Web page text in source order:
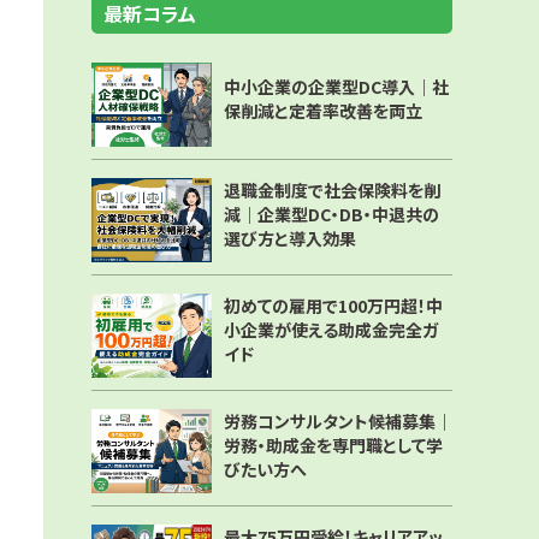
最新コラム
中小企業の企業型DC導入｜社
保削減と定着率改善を両立
退職金制度で社会保険料を削
減｜企業型DC・DB・中退共の
選び方と導入効果
初めての雇用で100万円超！中
小企業が使える助成金完全ガ
イド
労務コンサルタント候補募集｜
労務・助成金を専門職として学
びたい方へ